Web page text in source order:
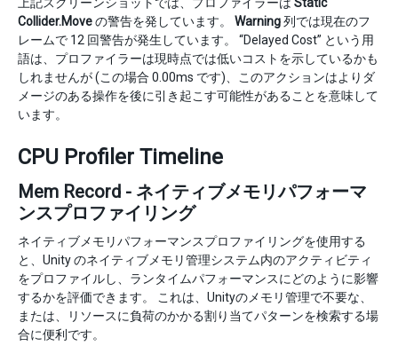
Collider.Moveの警告を発しています。 Warning列では現在のフ
レームで 12 回警告が発生しています。 “Delayed Cost” という用
語は、プロファイラーは現時点では低いコストを示しているかも
しれませんが (この場合 0.00ms です)、このアクションはよりダ
メージのある操作を後に引き起こす可能性があることを意味して
います。
CPU Profiler Timeline
Mem Record - ネイティブメモリパフォーマ
ンスプロファイリング
ネイティブメモリパフォーマンスプロファイリングを使用する
と、Unity のネイティブメモリ管理システム内のアクティビティ
をプロファイルし、ランタイムパフォーマンスにどのように影響
するかを評価できます。 これは、Unityのメモリ管理で不要な、
または、リソースに負荷のかかる割り当てパターンを検索する場
合に便利です。